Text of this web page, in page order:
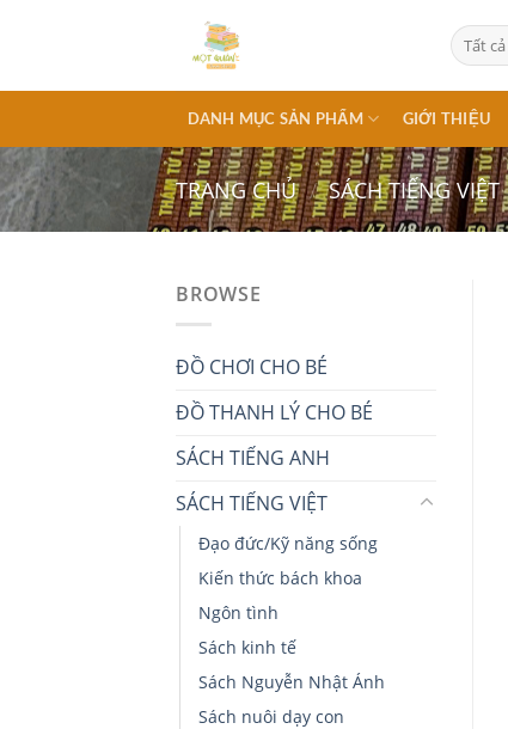
DANH MỤC SẢN PHẨM GIỚI THIỆU
TRANG CHỦ / SÁCH TIẾNG VIỆT
BROWSE
ĐỒ CHƠI CHO BÉ
ĐỒ THANH LÝ CHO BÉ
SÁCH TIẾNG ANH
SÁCH TIẾNG VIỆT
Đạo đức/Kỹ năng sống
Kiến thức bách khoa
Ngôn tình
Sách kinh tế
Sách Nguyễn Nhật Ánh
Sách nuôi dạy con